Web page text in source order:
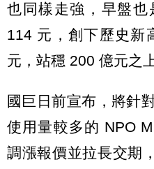
也同樣走強，早盤也
114 元，創下歷史新
元，站穩 200 億元之上
國巨日前宣布，將針
使用量較多的 NPO
調漲報價並拉長交期